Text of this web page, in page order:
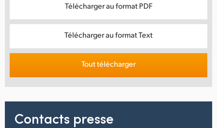
Télécharger au format PDF
Télécharger au format Text
Tout télécharger
Contacts presse